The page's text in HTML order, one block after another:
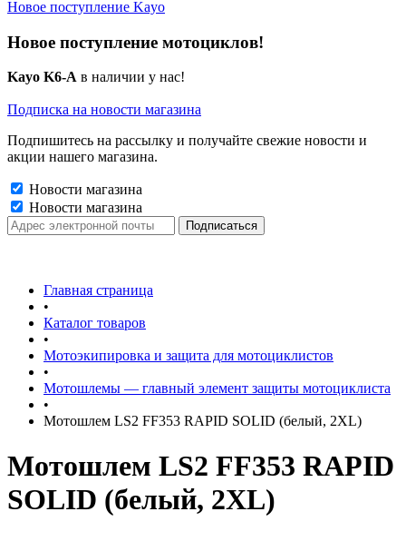
Новое поступление Kayo
Новое поступление мотоциклов!
Kayo K6-A в наличии у нас!
Подписка на новости магазина
Подпишитесь на рассылку и получайте свежие новости и
акции нашего магазина.
Новости магазина
Новости магазина
Главная страница
•
Каталог товаров
•
Мотоэкипировка и защита для мотоциклистов
•
Мотошлемы — главный элемент защиты мотоциклиста
•
Мотошлем LS2 FF353 RAPID SOLID (белый, 2XL)
Мотошлем LS2 FF353 RAPID
SOLID (белый, 2XL)